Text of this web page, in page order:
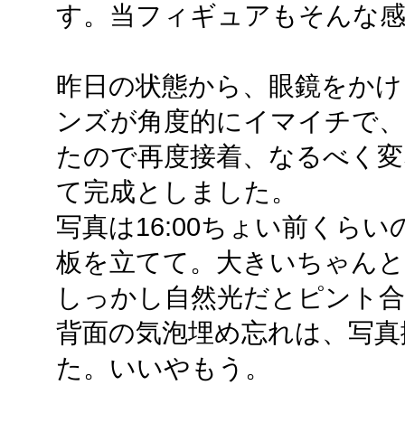
す。当フィギュアもそんな
昨日の状態から、眼鏡をか
ンズが角度的にイマイチで
たので再度接着、なるべく
て完成としました。
写真は16:00ちょい前くらい
板を立てて。大きいちゃん
しっかし自然光だとピント
背面の気泡埋め忘れは、写
た。いいやもう。